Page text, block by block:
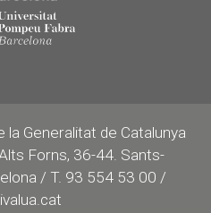
Generalitat de Catalunya
Forns, 36-44. Sants-
/ T. 93 554 53 00 /